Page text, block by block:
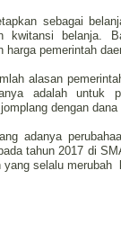
sebagai
kwitansi belanja.
pemerintah
alasan
adalah untuk
dengan
adanya
tahun 2017 di
selalu merubah